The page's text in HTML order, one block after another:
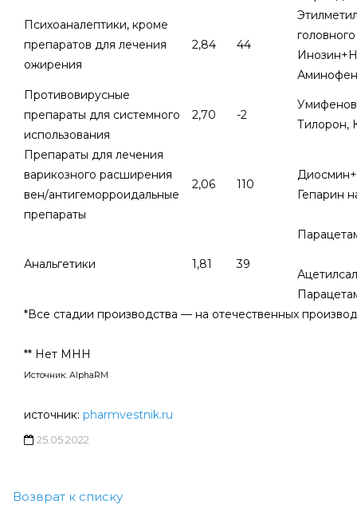
Психоаналептики, кроме
препаратов для лечения
ожирения
2,84 44
Противовирусные
препараты для системного
использования
2,70 -2
Тилорон,
Препараты для лечения
варикозного расширения
вен/антигеморроидальные
препараты
2,06 110
Гепарин
Анальгетики 1,81 39
*Все стадии производства — на отечественных
** Нет МНН
Источник: AlphaRM
источник: pharmvestnik.ru
25.05.2022
Возврат к списку